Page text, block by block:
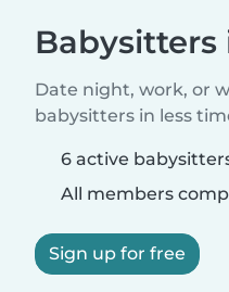
Babysitters
Date night, work, or
babysitters in less
6 active
All members
Sign up for free